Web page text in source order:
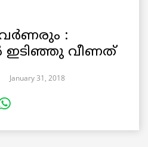
:
ഇടിഞ്ഞു വീണത്
January 31, 2018